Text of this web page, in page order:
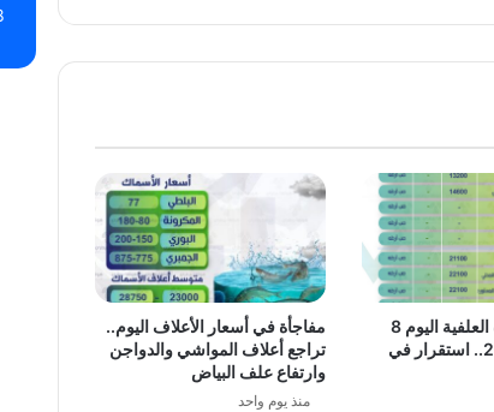
أسعار الخامات العلفية اليوم 8
أغسطس 2026.. استقرار في
مفاجأة في أسعار الأعلاف اليوم..
تراجع أعلاف المواشي والدواجن
وارتفاع علف البياض
منذ يوم واحد